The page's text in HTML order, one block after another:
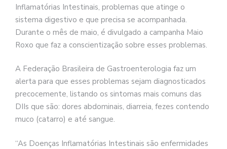
Inflamatórias Intestinais, problemas que atinge o
sistema digestivo e que precisa se acompanhada.
Durante o mês de maio, é divulgado a campanha Maio
Roxo que faz a conscientização sobre esses problemas.
A Federação Brasileira de Gastroenterologia faz um
alerta para que esses problemas sejam diagnosticados
precocemente, listando os sintomas mais comuns das
DIIs que são: dores abdominais, diarreia, fezes contendo
muco (catarro) e até sangue.
“As Doenças Inflamatórias Intestinais são enfermidades